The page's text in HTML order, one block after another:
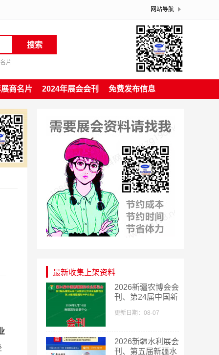
网站导航
搜索
片
商名片 2024年展会会刊 免费发布信息
最新收集上架资料
​2026新疆农博会会
刊、第24届中国新
会刊
更新日期：08-07
2026新疆水利展会
刊、第五届新疆水